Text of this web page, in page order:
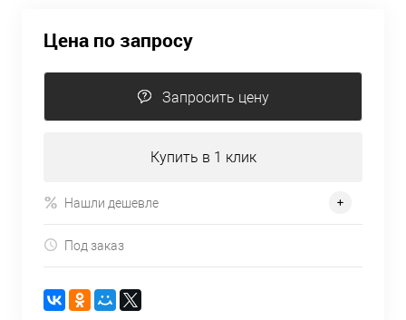
Цена по запросу
Запросить цену
Купить в 1 клик
Нашли дешевле
Под заказ